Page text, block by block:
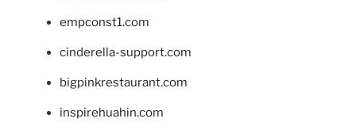
empconst1.com
cinderella-support.com
bigpinkrestaurant.com
inspirehuahin.com